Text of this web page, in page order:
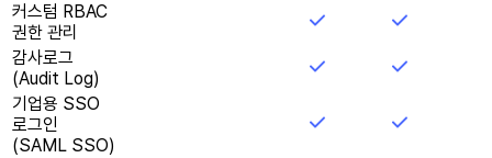
커스텀 RBAC
권한 관리
감사로그
(Audit Log)
기업용 SSO
로그인
(SAML SSO)